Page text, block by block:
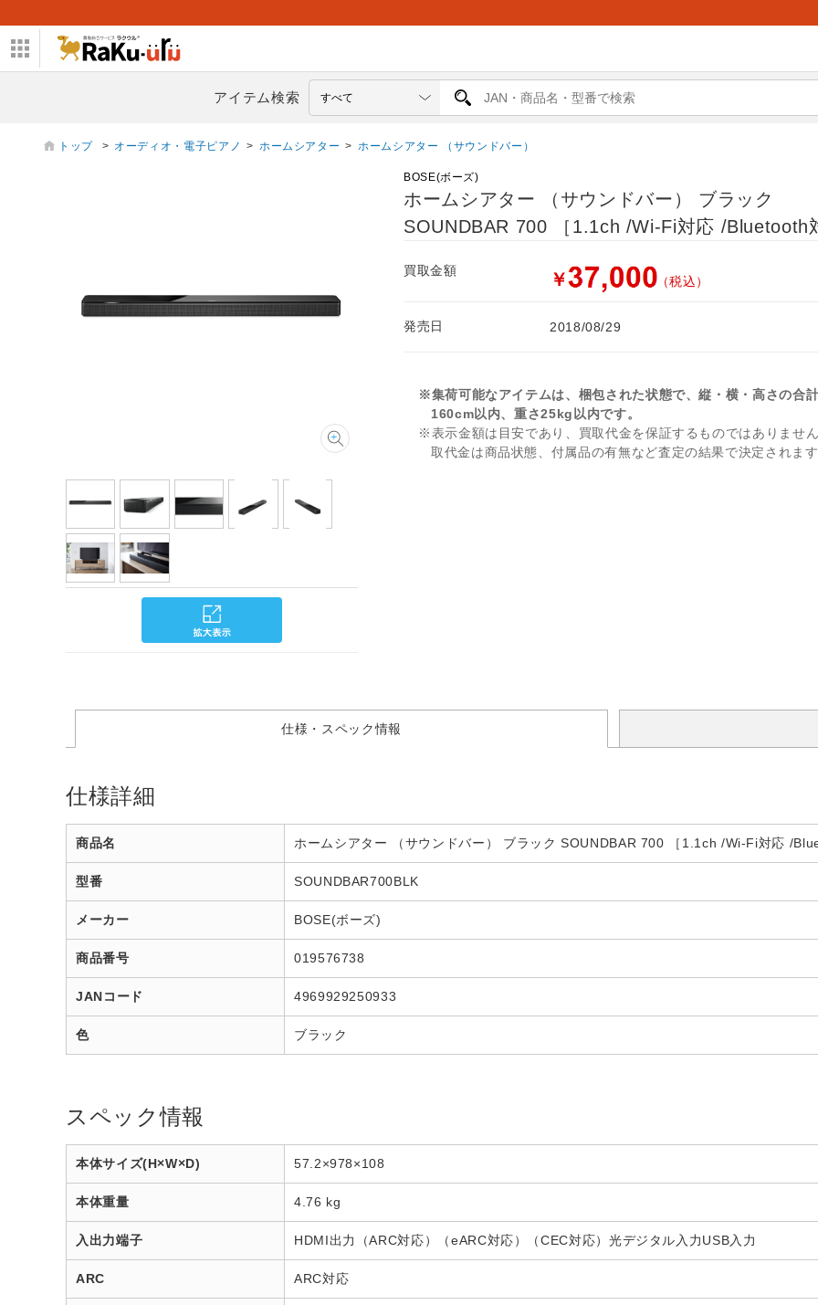
アイテム検索
トップ > オーディオ・電子ピアノ > ホームシアター > ホームシアター （サウンドバー）
BOSE(ボーズ)
ホームシアター （サウンドバー） ブラック
SOUNDBAR 700 ［1.1ch /Wi-Fi対応 /Bluetooth
買取金額 ￥ （税込）
発売日 2018/08/29
※集荷可能なアイテムは、梱包された状態で、縦・横・高さの合
160cm以内、重さ25kg以内です。
※表示金額は目安であり、買取代金を保証するものではありませ
取代金は商品状態、付属品の有無など査定の結果で決定されます
仕様・スペック情報
仕様詳細
商品名 ホームシアター （サウンドバー） ブラック SOUNDBAR 700 ［1.1ch /Wi-Fi対応 /
型番 SOUNDBAR700BLK
メーカー BOSE(ボーズ)
商品番号 019576738
JANコード 4969929250933
色 ブラック
スペック情報
本体サイズ(H×W×D) 57.2×978×108
本体重量 4.76 kg
入出力端子 HDMI出力（ARC対応）（eARC対応）（CEC対応）光デジタル入力USB入力
ARC ARC対応